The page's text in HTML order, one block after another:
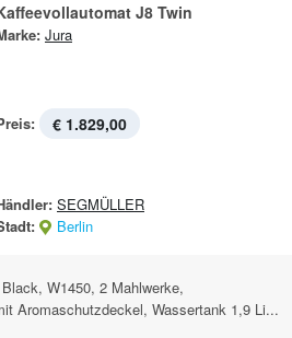
J8 Twin
Jura
€ 1.829,00
SEGMÜLLER
Berlin
W1450, 2 Mahlwerke,
Aromaschutzdeckel, Wassertank 1,9 Li...